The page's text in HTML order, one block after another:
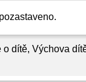
o dítě, Výchova